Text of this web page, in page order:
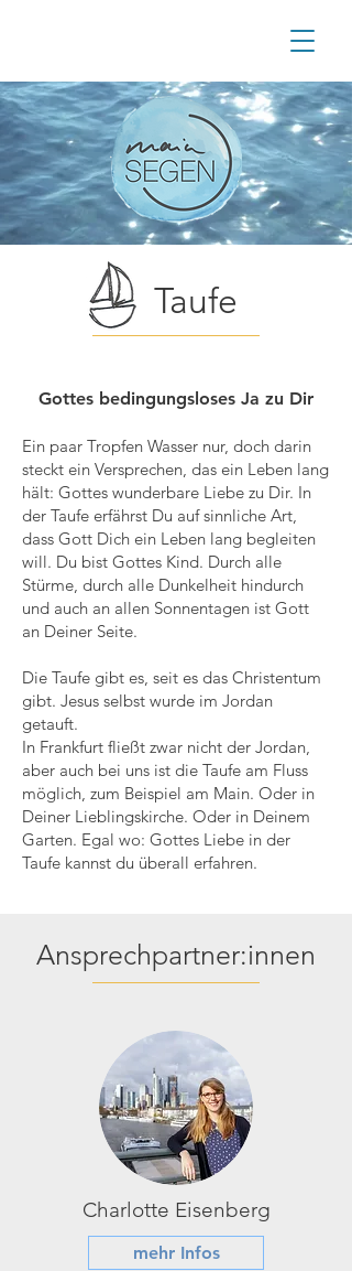
Taufe
Gottes bedingungsloses Ja zu Dir
Ein paar Tropfen Wasser nur, doch darin
steckt ein Versprechen, das ein Leben lang
hält: Gottes wunderbare Liebe zu Dir. In
der Taufe erfährst Du auf sinnliche Art,
dass Gott Dich ein Leben lang begleiten
will. Du bist Gottes Kind. Durch alle
Stürme, durch alle Dunkelheit hindurch
und auch an allen Sonnentagen ist Gott
an Deiner Seite.
Die Taufe gibt es, seit es das Christentum
gibt. Jesus selbst wurde im Jordan
getauft.
In Frankfurt fließt zwar nicht der Jordan,
aber auch bei uns ist die Taufe am Fluss
möglich, zum Beispiel am Main. Oder in
Deiner Lieblingskirche. Oder in Deinem
Garten. Egal wo: Gottes Liebe in der
Taufe kannst du überall erfahren.
Ansprechpartner:innen
Charlotte Eisenberg
mehr Infos